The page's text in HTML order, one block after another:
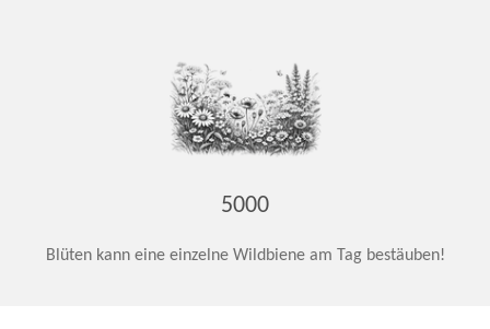
5000
Blüten kann eine einzelne Wildbiene am Tag bestäuben!